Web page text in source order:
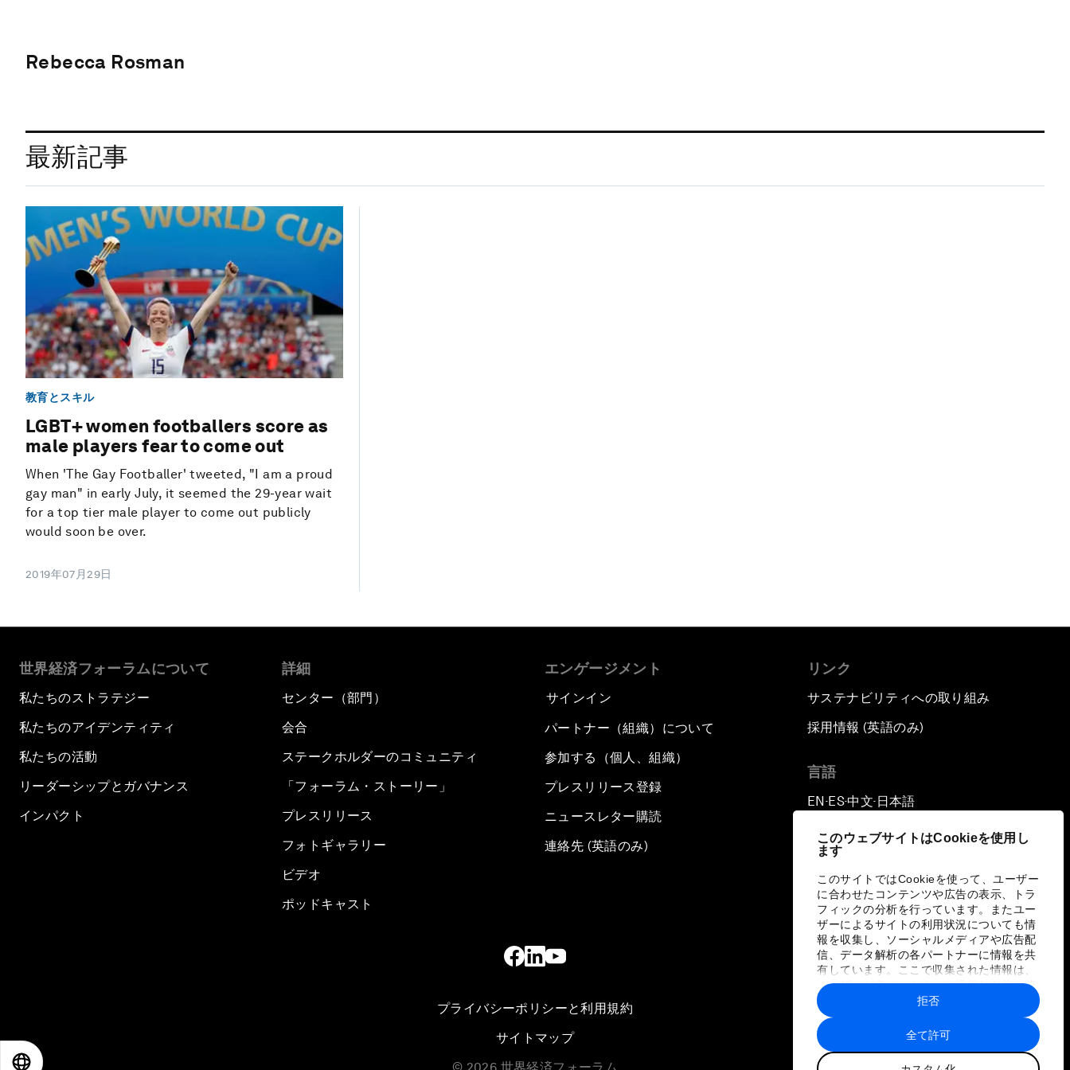
このウェブサイトはCookieを使用し
ます
このサイトではCookieを使って、ユーザー
に合わせたコンテンツや広告の表示、トラ
フィックの分析を行っています。またユー
ザーによるサイトの利用状況についても情
報を収集し、ソーシャルメディアや広告配
信、データ解析の各パートナーに情報を共
有しています。ここで収集された情報は、
ユーザーが各パートナーに提供した他の情
報や各パートナーのサービスを使用した際
に収集された情報と組み合わされ、各パー
トナーによって使用されることがありま
す。
全て許可
拒否
Rebecca Rosman
最新記事
教育とスキル
LGBT+ women footballers score as
male players fear to come out
When 'The Gay Footballer' tweeted, "I am a proud
gay man" in early July, it seemed the 29-year wait
for a top tier male player to come out publicly
would soon be over.
2019年07月29日
世界経済フォーラムについて
私たちのストラテジー
私たちのアイデンティティ
私たちの活動
リーダーシップとガバナンス
インパクト
詳細
センター（部門）
会合
ステークホルダーのコミュニティ
「フォーラム・ストーリー」
プレスリリース
フォトギャラリー
ビデオ
ポッドキャスト
エンゲージメント
サインイン
パートナー（組織）について
参加する（個人、組織）
プレスリリース登録
ニュースレター購読
連絡先 (英語のみ)
リンク
サステナビリティへの取り組み
採用情報 (英語のみ)
言語
EN ▪ ES▪中文▪ 日本語
プライバシーポリシーと利用規約
サイトマップ